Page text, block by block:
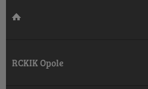
RCKIK Opole